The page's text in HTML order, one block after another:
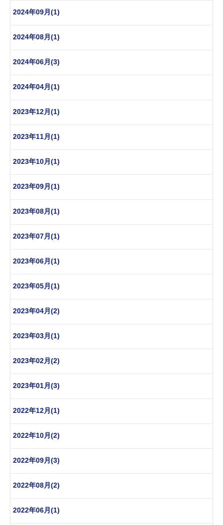
2024年09月(1)
2024年08月(1)
2024年06月(3)
2024年04月(1)
2023年12月(1)
2023年11月(1)
2023年10月(1)
2023年09月(1)
2023年08月(1)
2023年07月(1)
2023年06月(1)
2023年05月(1)
2023年04月(2)
2023年03月(1)
2023年02月(2)
2023年01月(3)
2022年12月(1)
2022年10月(2)
2022年09月(3)
2022年08月(2)
2022年06月(1)